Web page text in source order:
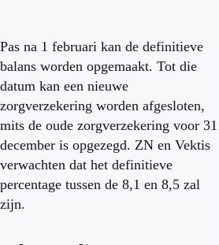
Pas na 1 februari kan de definitieve
balans worden opgemaakt. Tot die
datum kan een nieuwe
zorgverzekering worden afgesloten,
mits de oude zorgverzekering voor 31
december is opgezegd. ZN en Vektis
verwachten dat het definitieve
percentage tussen de 8,1 en 8,5 zal
zijn.